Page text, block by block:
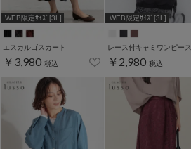
WEB限定ｻｲｽﾞ[3L]
エスカルゴスカート
￥3,980 税込
WEB限定ｻｲｽﾞ[3L]
レース付キャミワンピース
￥2,980 税込